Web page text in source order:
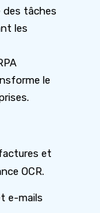
des tâches
les
le
et
OCR.
e-mails